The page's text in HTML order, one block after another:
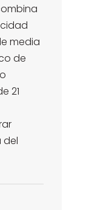
media
de
21
del